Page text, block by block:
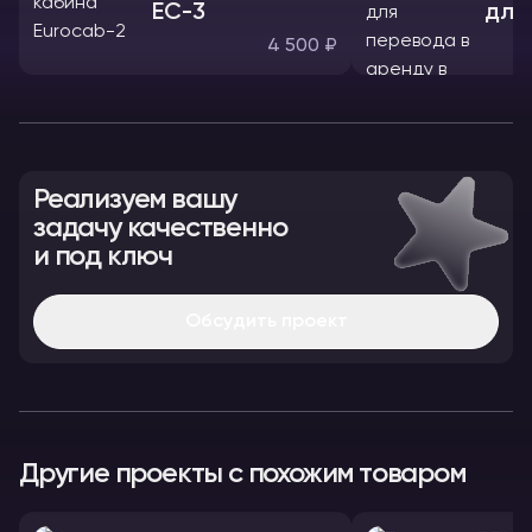
ЕС-3
4 500 ₽
Реализуем вашу
задачу качественно
и под ключ
Другие проекты с похожим товаром